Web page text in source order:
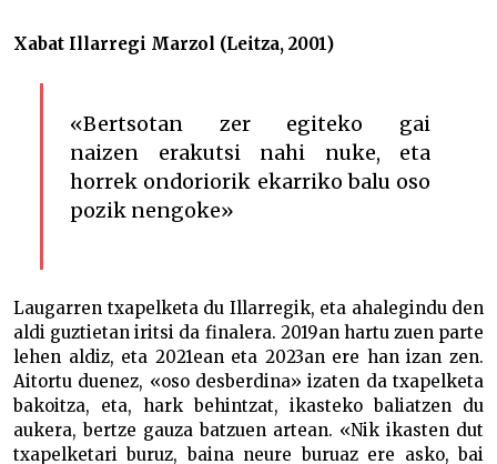
Xabat Illarregi Marzol (Leitza, 2001)
«Bertsotan zer egiteko gai
naizen erakutsi nahi nuke, eta
horrek ondoriorik ekarriko balu oso
pozik nengoke»
Laugarren txapelketa du Illarregik, eta ahalegindu den
aldi guztietan iritsi da finalera. 2019an hartu zuen parte
lehen aldiz, eta 2021ean eta 2023an ere han izan zen.
Aitortu duenez, «oso desberdina» izaten da txapelketa
bakoitza, eta, hark behintzat, ikasteko baliatzen du
aukera, bertze gauza batzuen artean. «Nik ikasten dut
txapelketari buruz, baina neure buruaz ere asko, bai